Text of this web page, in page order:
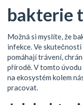
bakterie
Možná si myslíte, že
infekce. Ve
pomáhají trávení,
přírodě. V tomto úvodu
na ekosystém kolem
pracovat.